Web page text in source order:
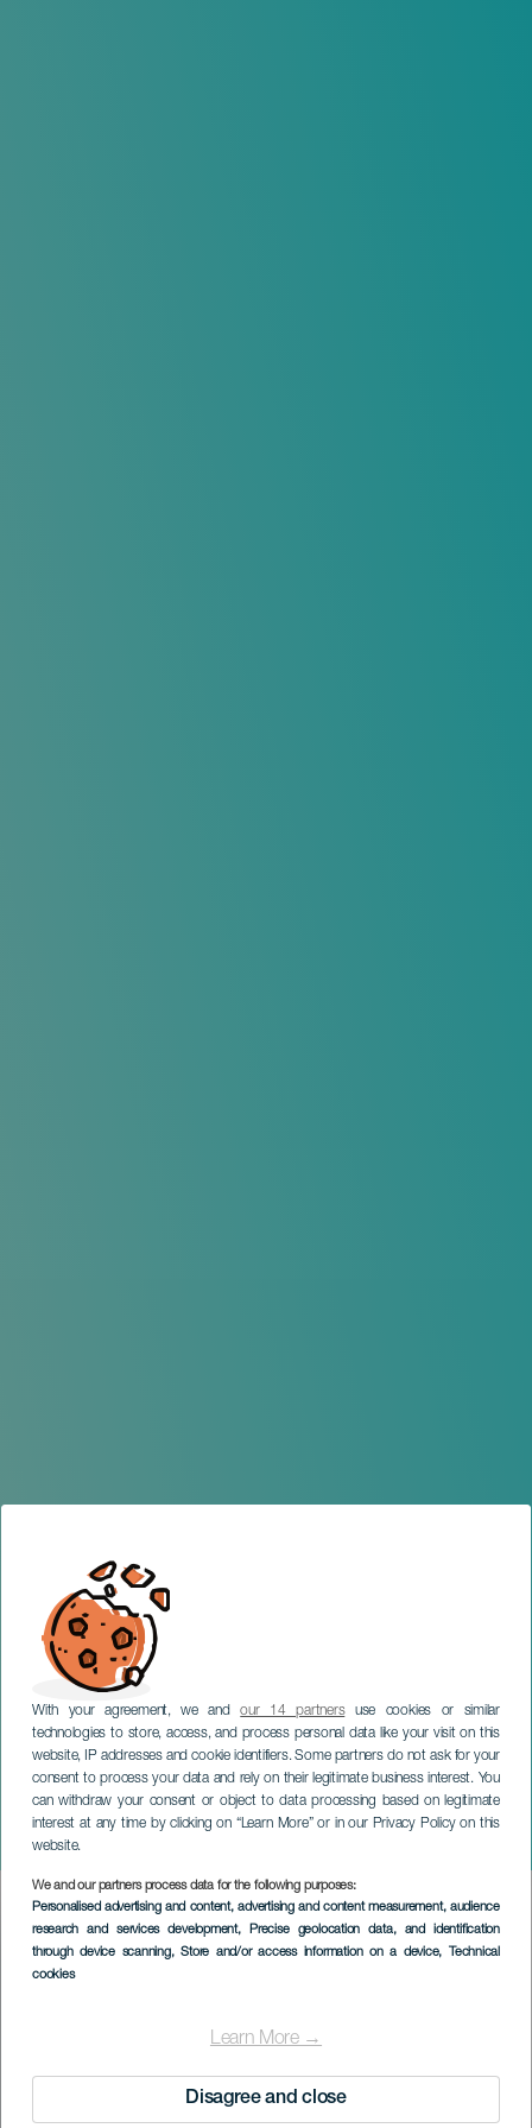
With your agreement, we andour 14 partnersuse cookies or similar
technologies to store, access, and process personal data like your visit on this
website, IP addresses and cookie identifiers. Some partners do not ask for your
consent to process your data and rely on their legitimate business interest. You
can withdraw your consent or object to data processing based on legitimate
interest at any time by clicking on “Learn More” or in our Privacy Policy on this
website.
We and our partners process data for the following purposes:
Personalised advertising and content, advertising and content measurement, audience
research and services development, Precise geolocation data, and identification
through device scanning, Store and/or access information on a device, Technical
cookies
Learn More →
Disagree and close
Encontro Folclórico
“Víctor de León del Pino”
TENERIFE
Imagen
Listado